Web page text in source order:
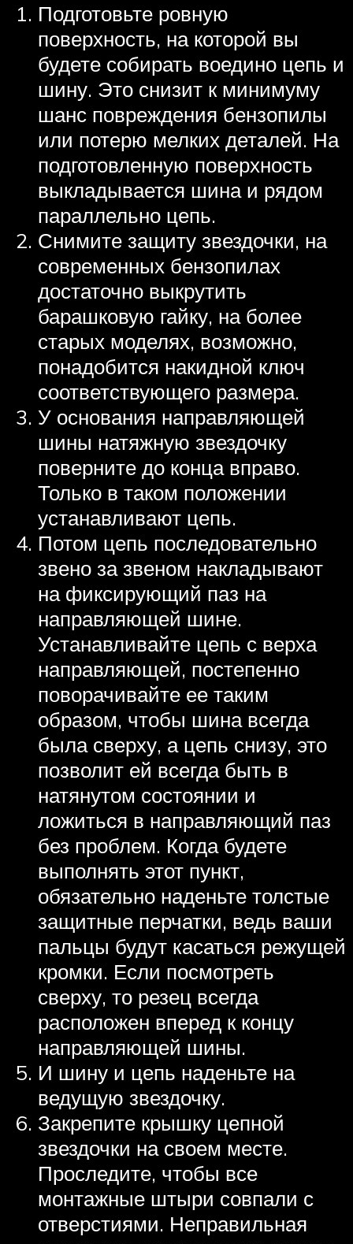
Подготовьте ровную
поверхность, на которой вы
будете собирать воедино цепь и
шину. Это снизит к минимуму
шанс повреждения бензопилы
или потерю мелких деталей. На
подготовленную поверхность
выкладывается шина и рядом
параллельно цепь.
Снимите защиту звездочки, на
современных бензопилах
достаточно выкрутить
барашковую гайку, на более
старых моделях, возможно,
понадобится накидной ключ
соответствующего размера.
У основания направляющей
шины натяжную звездочку
поверните до конца вправо.
Только в таком положении
устанавливают цепь.
Потом цепь последовательно
звено за звеном накладывают
на фиксирующий паз на
направляющей шине.
Устанавливайте цепь с верха
направляющей, постепенно
поворачивайте ее таким
образом, чтобы шина всегда
была сверху, а цепь снизу, это
позволит ей всегда быть в
натянутом состоянии и
ложиться в направляющий паз
без проблем. Когда будете
выполнять этот пункт,
обязательно наденьте толстые
защитные перчатки, ведь ваши
пальцы будут касаться режущей
кромки. Если посмотреть
сверху, то резец всегда
расположен вперед к концу
направляющей шины.
И шину и цепь наденьте на
ведущую звездочку.
Закрепите крышку цепной
звездочки на своем месте.
Проследите, чтобы все
монтажные штыри совпали с
отверстиями. Неправильная